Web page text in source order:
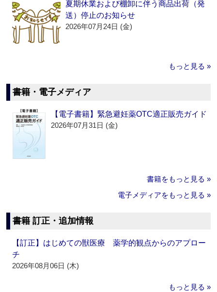
夏期休業および棚卸に伴う商品出荷（発
送）停止のお知らせ
2026年07月24日 (金)
もっと見る »
書籍・電子メディア
【電子書籍】緊急避妊薬OTC適正販売ガイド
2026年07月31日 (金)
書籍をもっと見る »
電子メディアをもっと見る »
書籍 訂正・追加情報
【訂正】はじめての獣医療 薬学的観点からのアプロー
チ
2026年08月06日 (木)
もっと見る »